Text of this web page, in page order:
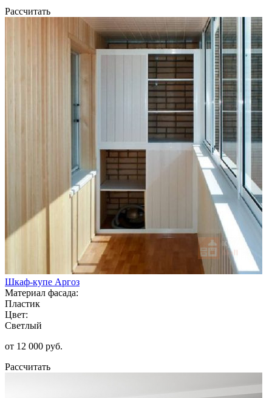
Рассчитать
Шкаф-купе Аргоз
Материал фасада:
Пластик
Цвет:
Светлый
от 12 000 руб.
Рассчитать